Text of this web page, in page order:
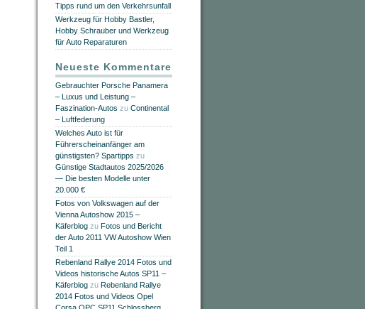
Tipps rund um den Verkehrsunfall
Werkzeug für Hobby Bastler,
Hobby Schrauber und Werkzeug
für Auto Reparaturen
Neueste Kommentare
Gebrauchter Porsche Panamera
– Luxus und Leistung –
Faszination-Autos zu Continental
– Luftfederung
Welches Auto ist für
Führerscheinanfänger am
günstigsten? Spartipps zu
Günstige Stadtautos 2025/2026
— Die besten Modelle unter
20.000 €
Fotos von Volkswagen auf der
Vienna Autoshow 2015 –
Käferblog zu Fotos und Bericht
der Auto 2011 VW Autoshow Wien
Teil 1
Rebenland Rallye 2014 Fotos und
Videos historische Autos SP11 –
Käferblog zu Rebenland Rallye
2014 Fotos und Videos Opel